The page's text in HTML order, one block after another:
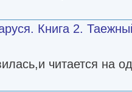
Книга 2.
читается на